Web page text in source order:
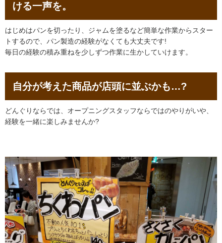
ける一声を。
はじめはパンを切ったり、ジャムを塗るなど簡単な作業からスター
トするので、パン製造の経験がなくても大丈夫です!
毎日の経験の積み重ねを少しずつ作業に生かしていけます。
自分が考えた商品が店頭に並ぶかも…?
どんぐりならでは、オープニングスタッフならではのやりがいや、
経験を一緒に楽しみませんか?